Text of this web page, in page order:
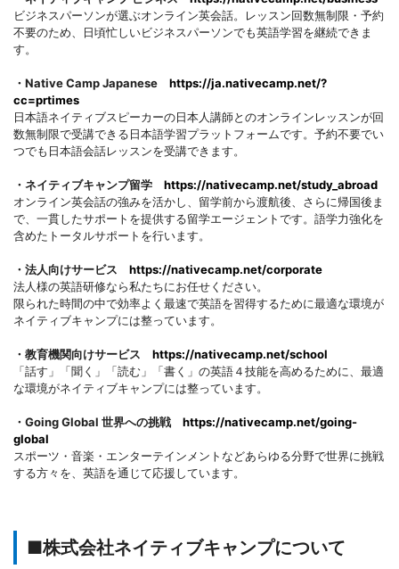
ビジネスパーソンが選ぶオンライン英会話。レッスン回数無制限・予約
不要のため、日頃忙しいビジネスパーソンでも英語学習を継続できま
す。
・Native Camp Japanese https://ja.nativecamp.net/?
cc=prtimes
日本語ネイティブスピーカーの日本人講師とのオンラインレッスンが回
数無制限で受講できる日本語学習プラットフォームです。予約不要でい
つでも日本語会話レッスンを受講できます。
・ネイティブキャンプ留学 https://nativecamp.net/study_abroad
オンライン英会話の強みを活かし、留学前から渡航後、さらに帰国後ま
で、一貫したサポートを提供する留学エージェントです。語学力強化を
含めたトータルサポートを行います。
・法人向けサービス https://nativecamp.net/corporate
法人様の英語研修なら私たちにお任せください。
限られた時間の中で効率よく最速で英語を習得するために最適な環境が
ネイティブキャンプには整っています。
・教育機関向けサービス https://nativecamp.net/school
「話す」「聞く」「読む」「書く」の英語４技能を高めるために、最適
な環境がネイティブキャンプには整っています。
・Going Global 世界への挑戦 https://nativecamp.net/going-
global
スポーツ・音楽・エンターテインメントなどあらゆる分野で世界に挑戦
する方々を、英語を通じて応援しています。
■株式会社ネイティブキャンプについて